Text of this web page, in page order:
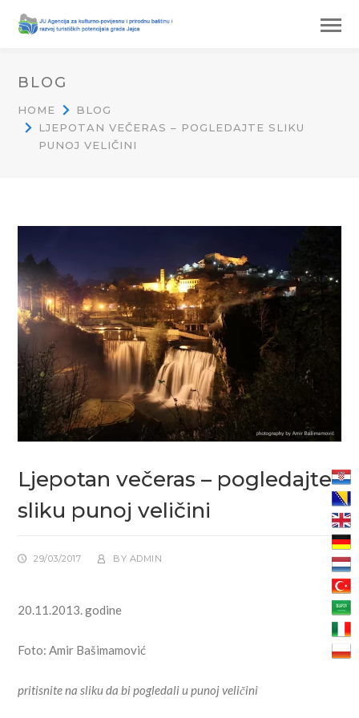
BLOG
HOME
BLOG
LJEPOTAN VEČERAS – POGLEDAJTE SLIKU
PUNOJ VELIČINI
Ljepotan večeras – pogledajte
sliku punoj veličini
29/03/2017 BY ADMIN
20.11.2013. godine
Foto: Amir Bašimamović
pritisnite na sliku da bi pogledali u punoj veličini